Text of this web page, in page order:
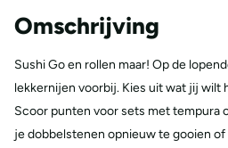
Omschrijving
Sushi Go en rollen maar! Op de
lekkernijen voorbij. Kies uit wat jij wilt
Scoor punten voor sets met tempura
je dobbelstenen opnieuw te gooien